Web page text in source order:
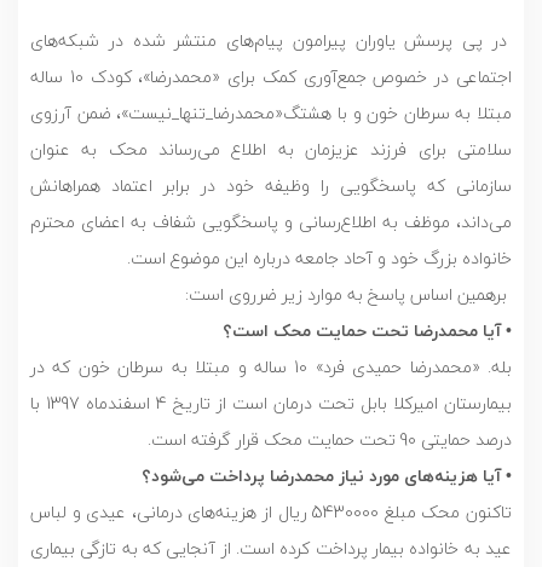
در پی پرسش یاوران پیرامون پیام‌های منتشر شده در شبکه‌‎های
اجتماعی در خصوص جمع‌آوری کمک برای «محمدرضا»، کودک 10 ساله
مبتلا به سرطان خون و با هشتگ«محمدرضا_تنها_نیست»، ضمن آرزوی
سلامتی برای فرزند عزیزمان به اطلاع می‌رساند محک به عنوان
سازمانی که پاسخگویی را وظیفه خود در برابر اعتماد همراهانش
می‌داند، موظف به اطلاع‌رسانی و پاسخگویی شفاف به اعضای محترم
خانواده بزرگ خود و آحاد جامعه درباره این موضوع است.
برهمین اساس پاسخ به موارد زیر ضرروی است:
• آیا محمدرضا تحت حمایت محک است؟
بله. «محمدرضا حمیدی فرد» 10 ساله و مبتلا به سرطان خون که در
بیمارستان امیرکلا بابل تحت درمان است از تاریخ 4 اسفندماه 1397 با
درصد حمایتی 90 تحت حمایت محک قرار گرفته است.
• آیا هزینه‌‌های مورد نیاز محمدرضا پرداخت می‌شود؟
تاکنون محک مبلغ 5430000 ریال از هزینه‌های درمانی، عیدی و لباس
عید به خانواده بیمار پرداخت کرده است. از آنجایی که به تازگی بیماری